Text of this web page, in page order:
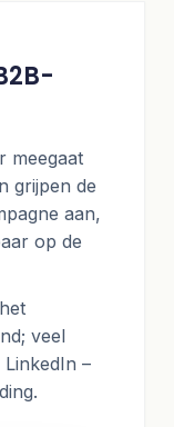
meegaat
grijpen de
aan,
op de
veel
–